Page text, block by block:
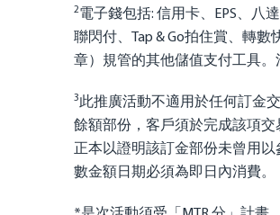
2電子錢包括: 信用卡、EPS、八
聯閃付、Tap & Go拍住賞、轉數
章）規管的其他儲值支付工具。
3此推廣活動不適用於任何訂金
餘額部份，客戶須於完成該項
正本以證明該訂金部份未曾用
數金額日期必須為即日內消費。